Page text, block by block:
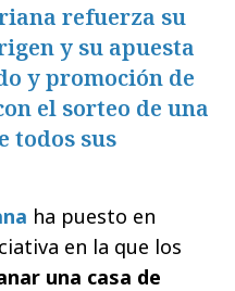
refuerza su
y su apuesta
y promoción de
el sorteo de una
todos sus
ha puesto en
en la que los
una casa de